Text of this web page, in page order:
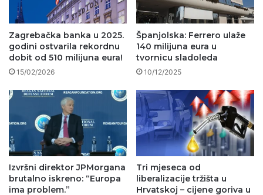
Zagrebačka banka u 2025.
godini ostvarila rekordnu
dobit od 510 milijuna eura!
15/02/2026
Španjolska: Ferrero ulaže
140 milijuna eura u
tvornicu sladoleda
10/12/2025
Izvršni direktor JPMorgana
brutalno iskreno: “Europa
ima problem.”
Tri mjeseca od
liberalizacije tržišta u
Hrvatskoj – cijene goriva u